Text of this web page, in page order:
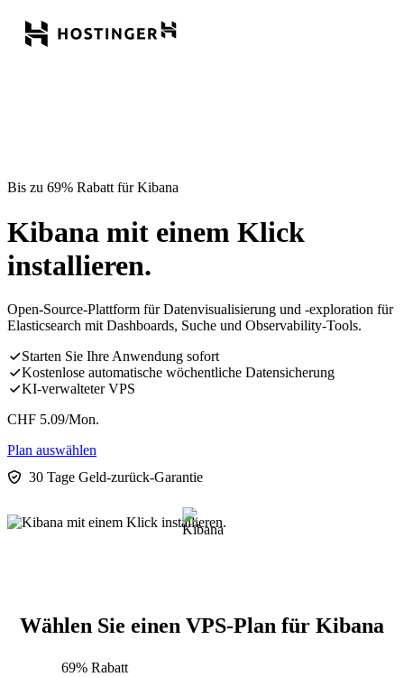
Bis zu 69% Rabatt für Kibana
Kibana mit einem Klick
installieren.
Open-Source-Plattform für Datenvisualisierung und -exploration für
Elasticsearch mit Dashboards, Suche und Observability-Tools.
Starten Sie Ihre Anwendung sofort
Kostenlose automatische wöchentliche Datensicherung
KI-verwalteter VPS
CHF 5.09/Mon.
Plan auswählen
30 Tage Geld-zurück-Garantie
Wählen Sie einen VPS-Plan für Kibana
69% Rabatt